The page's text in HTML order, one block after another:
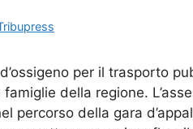
per il trasporto
della regione.
percorso della gara